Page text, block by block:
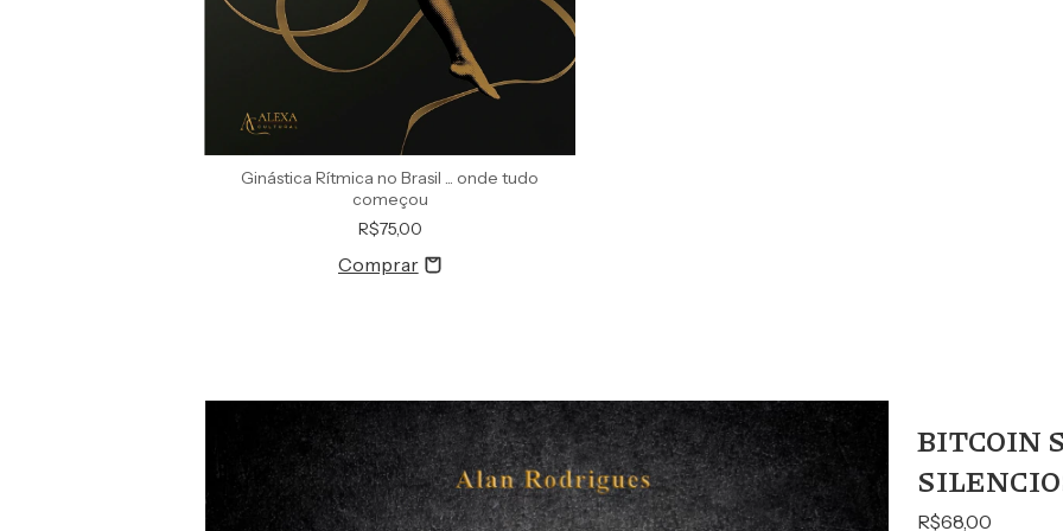
Ginástica Rítmica no Brasil ... onde tudo
começou
R$75,00
BITCOIN
R$68,00